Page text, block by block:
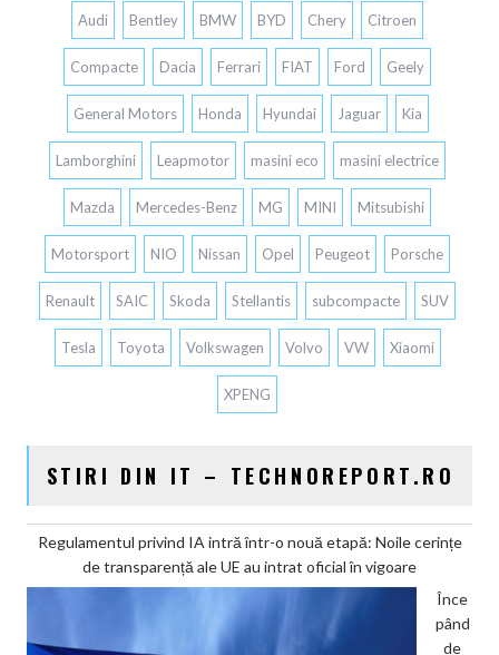
Audi Bentley BMW BYD Chery Citroen
Compacte Dacia Ferrari FIAT Ford Geely
General Motors Honda Hyundai Jaguar Kia
Lamborghini Leapmotor masini eco masini electrice
Mazda Mercedes-Benz MG MINI Mitsubishi
Motorsport NIO Nissan Opel Peugeot Porsche
Renault SAIC Skoda Stellantis subcompacte SUV
Tesla Toyota Volkswagen Volvo VW Xiaomi
XPENG
STIRI DIN IT – TECHNOREPORT.RO
Regulamentul privind IA intră într-o nouă etapă: Noile cerințe
de transparență ale UE au intrat oficial în vigoare
Înce
pând
de